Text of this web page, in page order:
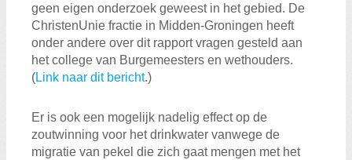
geen eigen onderzoek geweest in het gebied. De
ChristenUnie fractie in Midden-Groningen heeft
onder andere over dit rapport vragen gesteld aan
het college van Burgemeesters en wethouders.
(Link naar dit bericht.)
Er is ook een mogelijk nadelig effect op de
zoutwinning voor het drinkwater vanwege de
migratie van pekel die zich gaat mengen met het